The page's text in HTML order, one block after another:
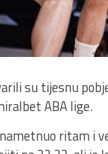
su tijesnu
ABA lige.
ritam i